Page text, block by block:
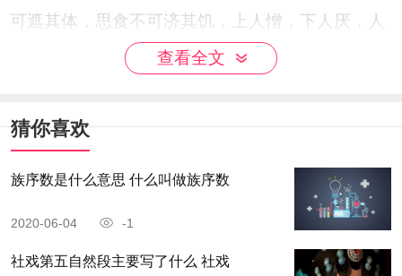
可遮其体，思食不可济其饥，上人憎，下人厌，人
道我贱，非我不弃也。今居朝堂，官至极品，位置
上，有挞百僚之杖，有斩鄙吝之剑，思衣而有罗锦
千箱，思食而有珍馐百味，出则壮士执鞭，入则佳
人捧觞，上人宠，下人拥。人道我贵，非我之能
嗟呼!人生在世，富贵不可尽用，贫贱不可自
查看全文
猜你喜欢
族序数是什么意思 什么叫做族序数
2020-06-04 -1
社戏第五自然段主要写了什么 社戏